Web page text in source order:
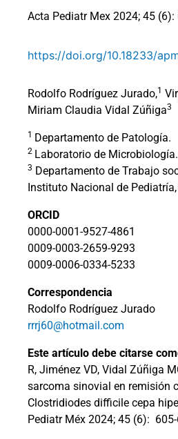
Acta Pediatr Mex 2024; 45 (6):
https://doi.org/10.18233/
Rodolfo Rodríguez Jurado,1
Miriam Claudia Vidal Zúñiga3
1 Departamento de Patología.
2 Laboratorio de Microbiología.
3 Departamento de Trabajo
Instituto Nacional de
ORCID
0000-0001-9527-4861
0009-0003-2659-9293
0009-0006-0334-5233
Correspondencia
Rodolfo Rodríguez Jurado
rrrj60@hotmail.com
Este artículo debe citarse
R, Jiménez VD, Vidal Zúñiga
sarcoma sinovial en remisión
Clostridiodes difficile cepa
Pediatr Méx 2024; 45 (6):